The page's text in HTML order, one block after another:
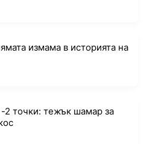
favorites
измама в историята на
2 точки: тежък шамар за